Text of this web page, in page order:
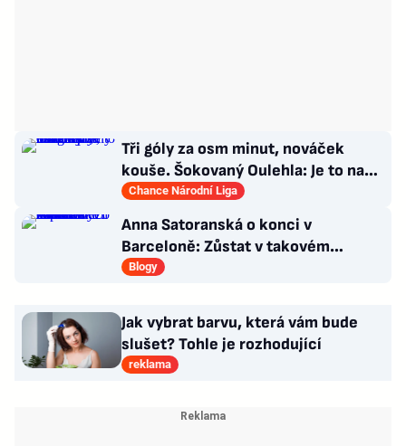
Tři góly za osm minut, nováček
kouše. Šokovaný Oulehla: Je to na
ho*no, řešíme posily
Chance Národní Liga
Anna Satoranská o konci v
Barceloně: Zůstat v takovém
chaosu bych svému muži nepřála
Blogy
Jak vybrat barvu, která vám bude
slušet? Tohle je rozhodující
reklama